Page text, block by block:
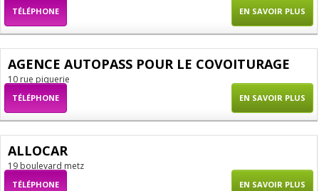
TÉLÉPHONE EN SAVOIR PLUS
AGENCE AUTOPASS POUR LE COVOITURAGE
10 rue piquerie
TÉLÉPHONE EN SAVOIR PLUS
ALLOCAR
19 boulevard metz
TÉLÉPHONE EN SAVOIR PLUS